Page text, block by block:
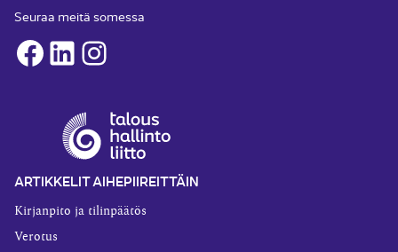
Seuraa meitä somessa
Facebook
LinkedInInstagram
ARTIKKELIT AIHEPIIREITTÄIN
Kirjanpito ja tilinpäätös
Verotus